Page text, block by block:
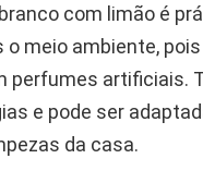
com limão é
o meio ambiente,
perfumes artificiais.
e pode ser
da casa.